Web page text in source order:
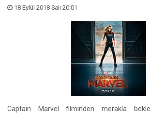
18 Eylül 2018 Salı 20:01
Captain Marvel filminden merakla